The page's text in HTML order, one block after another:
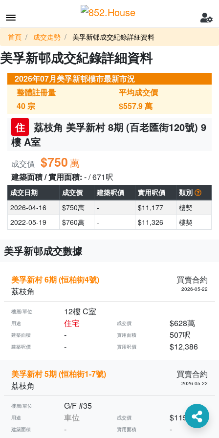
首頁 成交走勢 美孚新邨成交紀錄詳細資料
美孚新邨成交紀錄詳細資料
2026年07月美孚新邨樓市最新市況
整體註冊量
40宗
平均成交價
$557.9萬
住
荔枝角 美孚新村 8期 (百老匯街120號) 9
樓 A室
成交價 $750萬
建築面積 / 實用面積: - / 671呎
成交日期 成交價 建築呎價 實用呎價
類別
2026-04-16
$750萬 - $11,177
樓契
2022-05-19
$760萬 - $11,326 樓契
美孚新邨成交數據
美孚新村 6期 (恒柏街4號)
買賣合約
荔枝角
2026-05-22
樓層/單位 12樓 C室
用途 住宅 成交價 $628萬
建築面積 - 實用面積 507呎
建築呎價 - 實用呎價 $12,386
美孚新村 5期 (恒柏街1-7號)
買賣合約
荔枝角
2026-05-22
樓層/單位 G/F #35
用途 車位 成交價 $115萬
建築面積 - 實用面積 -